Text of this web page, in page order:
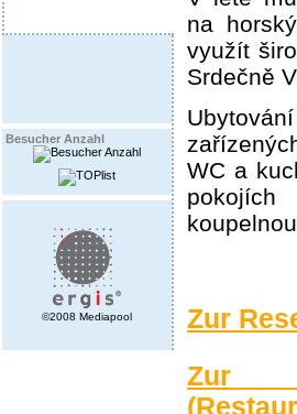
Besucher Anzahl
©2008 Mediapool
na
využít
Srdečně
WC a
Zur
Zur